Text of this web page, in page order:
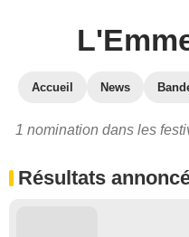
Accueil News
1 nomination dans les
Résultats